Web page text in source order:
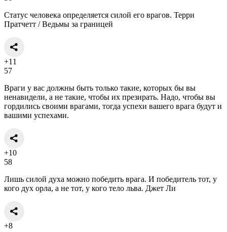
Статус человека определяется силой его врагов. Терри
Пратчетт / Ведьмы за границей
+11
57
Враги у вас должны быть только такие, которых бы вы
ненавидели, а не такие, чтобы их презирать. Надо, чтобы вы
гордились своими врагами, тогда успехи вашего врага будут и
вашими успехами.
+10
58
Лишь силой духа можно победить врага. И победитель тот, у
кого дух орла, а не тот, у кого тело льва. Джет Ли
+8